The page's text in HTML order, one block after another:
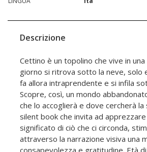
Descrizione
Cettino è un topolino che vive in
giorno si ritrova sotto la neve, solo
fa allora intraprendente e si infila
Scopre, così, un mondo
che lo accoglierà e dove cercherà la
silent book che invita ad
significato di ciò che ci circonda,
attraverso la narrazione visiva una
consapevolezza e gratitudine. Età